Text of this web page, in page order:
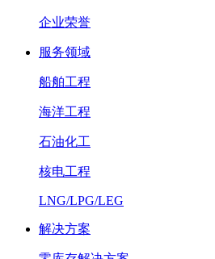
企业荣誉
服务领域
船舶工程
海洋工程
石油化工
核电工程
LNG/LPG/LEG
解决方案